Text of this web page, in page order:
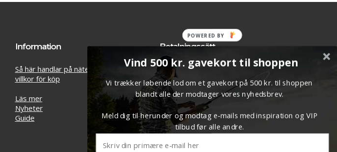
Delsumma:
Information
Så här handlar på nätet Butik Allmänna
villkor för köp
Läs mer
Nyheter
Guide
Betalningssätt
Vind 500 kr. gavekort til shoppen
Vi trækker løbende lod om et gavekort på 500 kr. til shoppen
blandt alle der modtager vores nyhedsbrev.
Meld dig til herunder og modtag e-mails med inspiration og VIP
tilbud før alle andre.
POWERED BY